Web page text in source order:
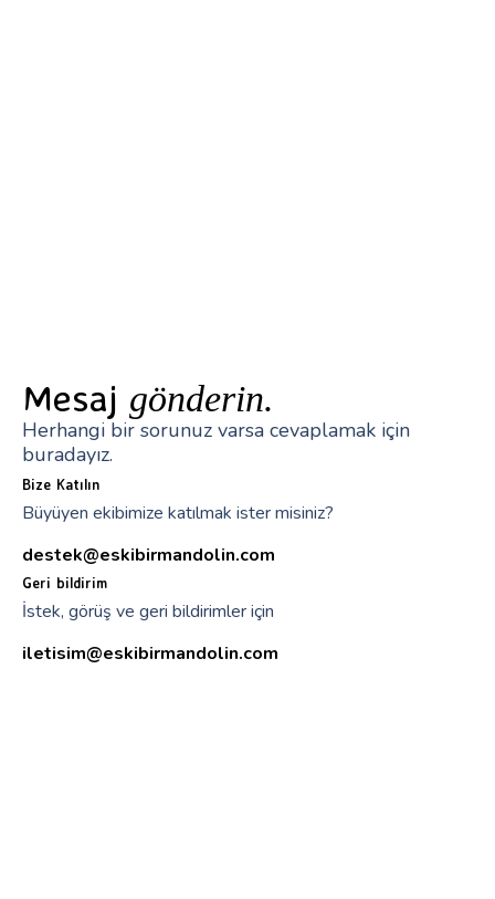
Mesaj gönderin.
Herhangi bir sorunuz varsa cevaplamak için
buradayız.
Bize Katılın
Büyüyen ekibimize katılmak ister misiniz?
destek@eskibirmandolin.com
Geri bildirim
İstek, görüş ve geri bildirimler için
iletisim@eskibirmandolin.com